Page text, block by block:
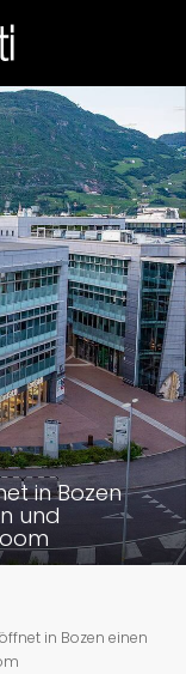
in Bozen
und
in Bozen einen